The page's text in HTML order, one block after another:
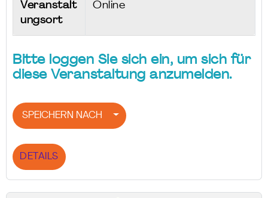
Veranstalt
ungsort
Online
Bitte loggen Sie sich ein, um sich für
diese Veranstaltung anzumelden.
SPEICHERN NACH
DETAILS